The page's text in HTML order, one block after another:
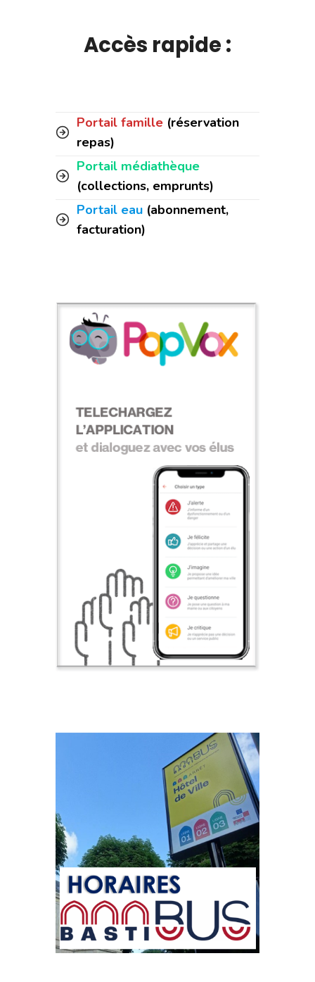
Accès rapide :
Portail famille (réservation
repas)
Portail médiathèque
(collections, emprunts)
Portail eau (abonnement,
facturation)